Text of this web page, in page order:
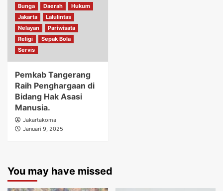
Bunga
Daerah
Hukum
Jakarta
Lalulintas
Nelayan
Pariwisata
Religi
Sepak Bola
Servis
Pemkab Tangerang
Raih Penghargaan di
Bidang Hak Asasi
Manusia.
Jakartakoma
Januari 9, 2025
You may have missed